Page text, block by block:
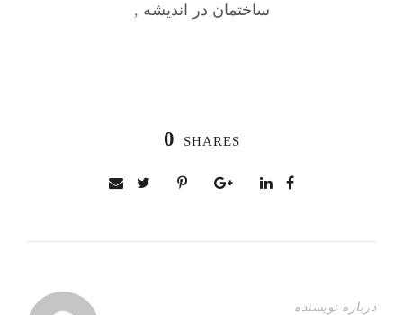
ساختمان در اندیشه ,
0 SHARES
درباره نویسنده